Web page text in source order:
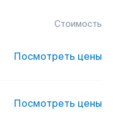
Стоимость
Посмотреть цены
Посмотреть цены